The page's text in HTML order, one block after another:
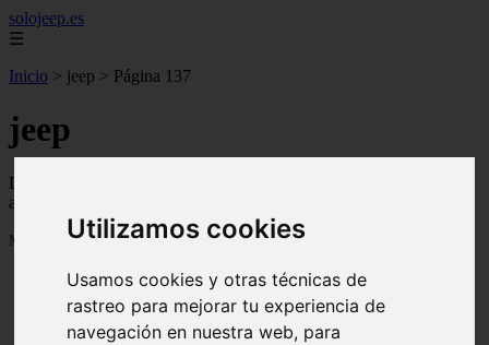
Utilizamos cookies
Usamos cookies y otras técnicas de
rastreo para mejorar tu experiencia de
navegación en nuestra web, para
solojeep.es
☰
Inicio > jeep > Página 137
jeep
Descubre todas las noticias de la categoría jeep. Artículos
actualizados y contenido de calidad en solojeep.es.
Mostrando 3265 - 3288 de 3338 artículos